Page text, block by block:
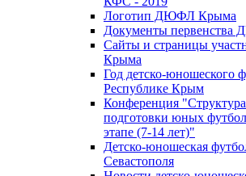
Логотип ДЮФЛ Крыма
Документы
Сайты и страницы
Крыма
Год детско-юношеского
Республике Крым
Конференция
подготовки юных
этапе (7-14 лет)"
Детско-юношеская
Севастополя